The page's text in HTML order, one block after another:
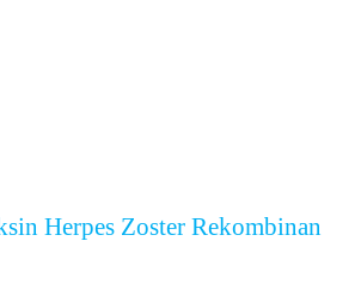
Herpes Zoster Rekombinan